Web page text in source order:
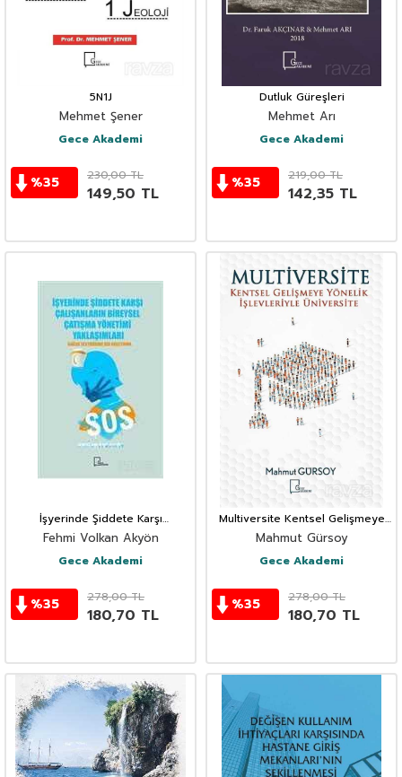
5N1J
Mehmet Şener
Gece Akademi
%35 230,00TL
149,50 TL
Dutluk Güreşleri
Mehmet Arı
Gece Akademi
%35 219,00TL
142,35 TL
İşyerinde Şiddete Karşı
Çalışanların Bireysel Çatışma
Yönetimi Yaklaşımları
Fehmi Volkan Akyön
Gece Akademi
%35 278,00TL
180,70 TL
Multiversite Kentsel Gelişmeye
Yönelik İşlevleriyle Üniversite
Mahmut Gürsoy
Gece Akademi
%35 278,00TL
180,70 TL